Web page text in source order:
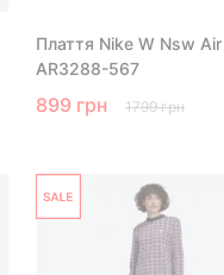
Плаття Nike W Nsw
AR3288-567
899 грн 1799 грн